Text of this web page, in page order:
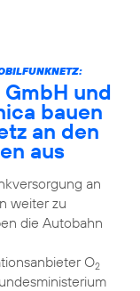
und
bauen
an den
aus
an
weiter zu
die Autobahn
O2